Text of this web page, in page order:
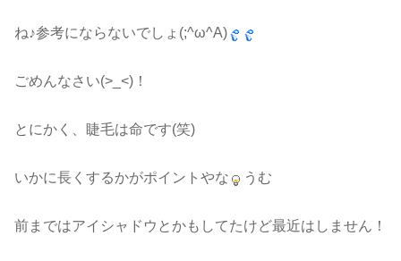
ね♪参考にならないでしょ(;^ω^A)
ごめんなさい(>_<)！
とにかく、睫毛は命です(笑)
いかに長くするかがポイントやな うむ
前まではアイシャドウとかもしてたけど最近はしません！